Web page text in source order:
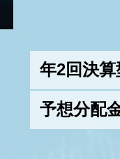
年2回決算
予想分配